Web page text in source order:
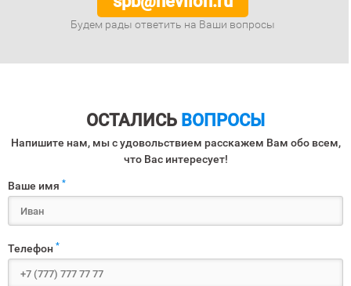
Будем рады ответить на Ваши вопросы
ОСТАЛИСЬ ВОПРОСЫ
Напишите нам, мы с удовольствием расскажем Вам обо всем,
что Вас интересует!
Ваше имя *
Телефон *